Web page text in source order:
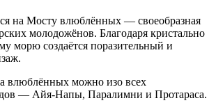
на Мосту влюблённых — своеобразная
молодожёнов. Благодаря кристально
морю создаётся поразительный и
влюблённых можно изо всех
— Айя-Напы, Паралимни и Протараса.